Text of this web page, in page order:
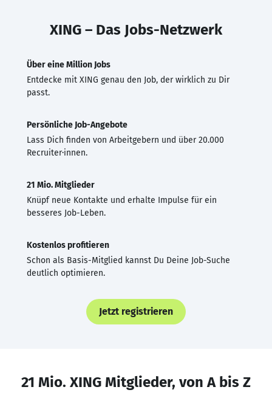
XING – Das Jobs-Netzwerk
Über eine Million Jobs
Entdecke mit XING genau den Job, der wirklich zu Dir
passt.
Persönliche Job-Angebote
Lass Dich finden von Arbeitgebern und über 20.000
Recruiter·innen.
21 Mio. Mitglieder
Knüpf neue Kontakte und erhalte Impulse für ein
besseres Job-Leben.
Kostenlos profitieren
Schon als Basis-Mitglied kannst Du Deine Job-Suche
deutlich optimieren.
Jetzt registrieren
21 Mio. XING Mitglieder, von A bis Z